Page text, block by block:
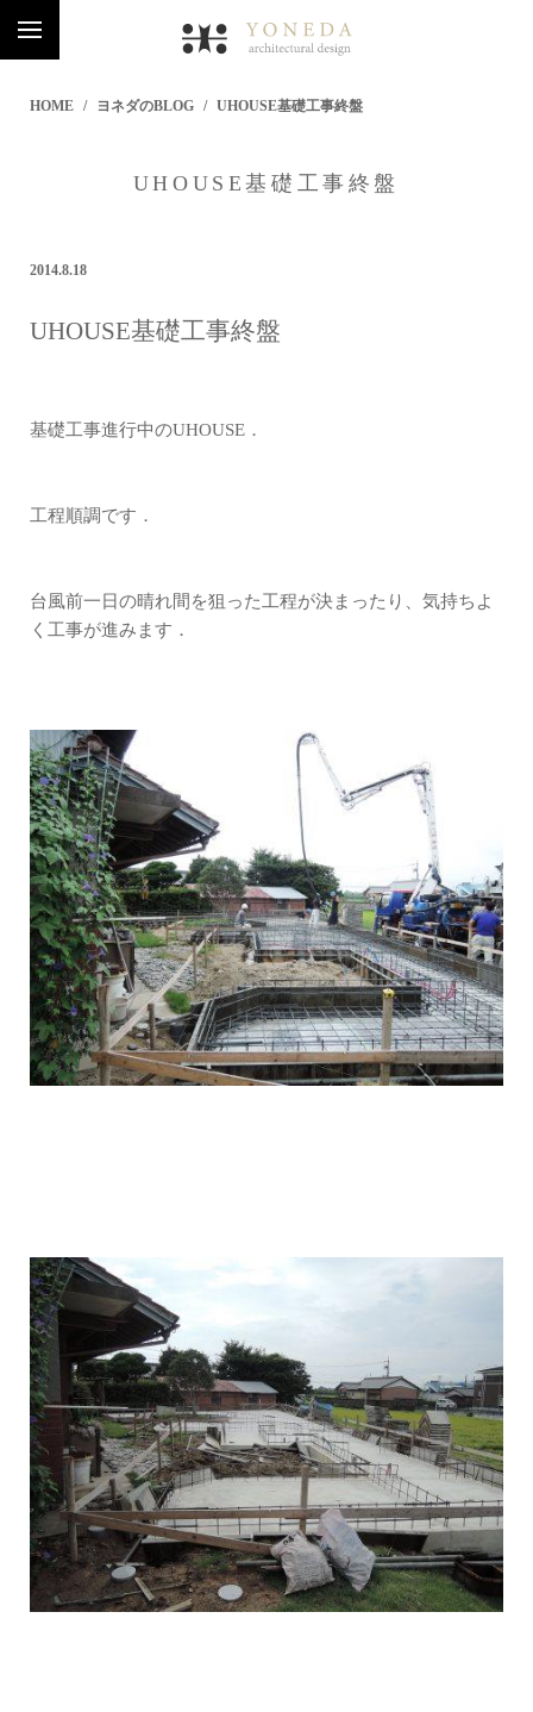
HOME ヨネダのBLOG UHOUSE基礎工事終盤
UHOUSE基礎工事終盤
2014.8.18
UHOUSE基礎工事終盤
基礎工事進行中のUHOUSE．
工程順調です．
台風前一日の晴れ間を狙った工程が決まったり、気持ちよ
く工事が進みます．